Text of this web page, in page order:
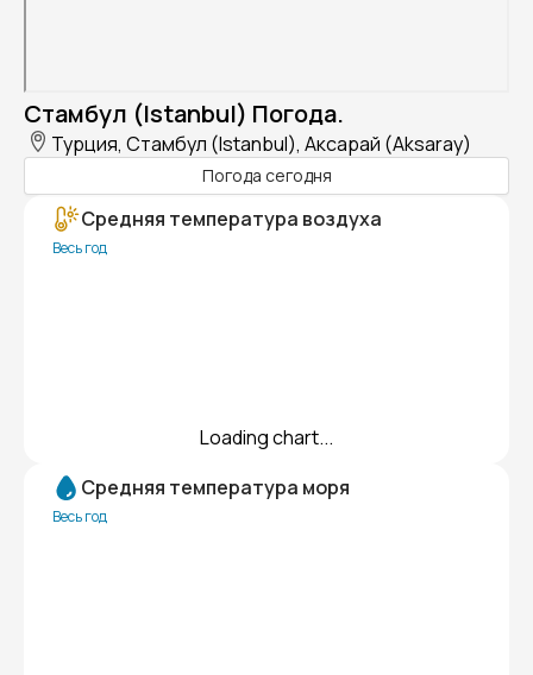
Стамбул (Istanbul) Погода.
Турция, Стамбул (Istanbul), Аксарай (Aksaray)
Погода сегодня
Средняя температура воздуха
Весь год
Loading chart...
Средняя температура моря
Весь год